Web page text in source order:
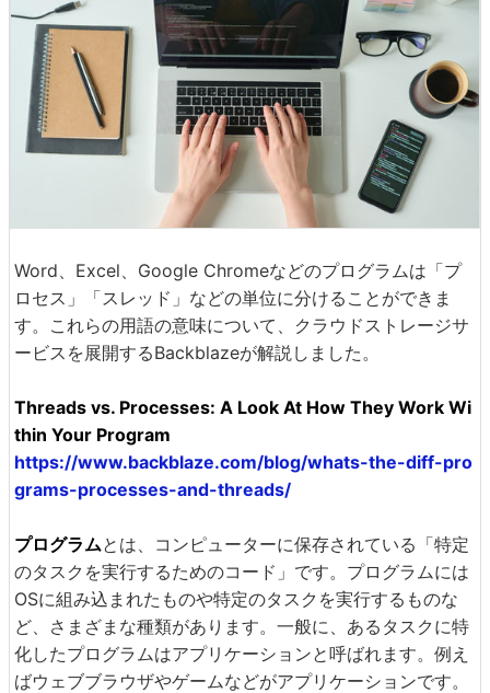
Word、Excel、Google Chromeなどのプログラムは「プ
ロセス」「スレッド」などの単位に分けることができま
す。これらの用語の意味について、クラウドストレージサ
ービスを展開するBackblazeが解説しました。
Threads vs. Processes: A Look At How They Work Wi
thin Your Program
https://www.backblaze.com/blog/whats-the-diff-pro
grams-processes-and-threads/
プログラムとは、コンピューターに保存されている「特定
のタスクを実行するためのコード」です。プログラムには
OSに組み込まれたものや特定のタスクを実行するものな
ど、さまざまな種類があります。一般に、あるタスクに特
化したプログラムはアプリケーションと呼ばれます。例え
ばウェブブラウザやゲームなどがアプリケーションです。